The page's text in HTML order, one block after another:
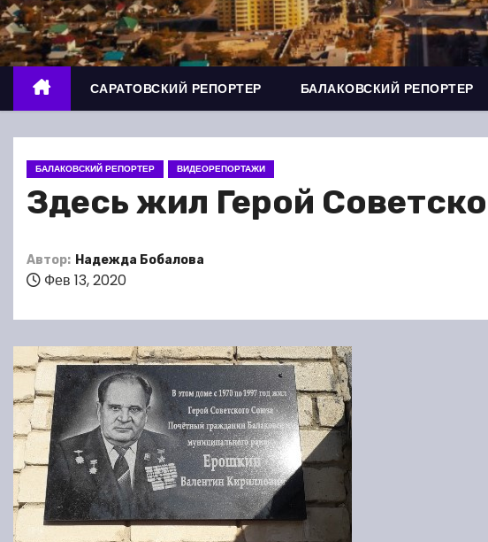
о
м
у
САРАТОВСКИЙ РЕПОРТЕР БАЛАКОВСКИЙ РЕПОРТЕР
БАЛАКОВСКИЙ РЕПОРТЕР ВИДЕОРЕПОРТАЖИ
Здесь жил Герой
Автор: Надежда Бобалова
Фев 13, 2020